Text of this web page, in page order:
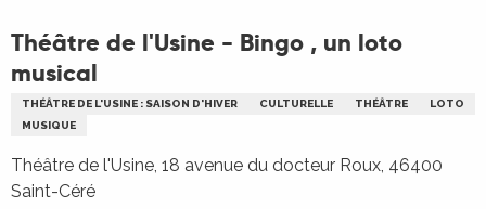
Théâtre de l'Usine - Bingo , un loto
musical
THÉÂTRE DE L'USINE : SAISON D'HIVER CULTURELLE THÉÂTRE
LOTO
MUSIQUE
Théâtre de l'Usine, 18 avenue du docteur Roux, 46400
Saint-Céré